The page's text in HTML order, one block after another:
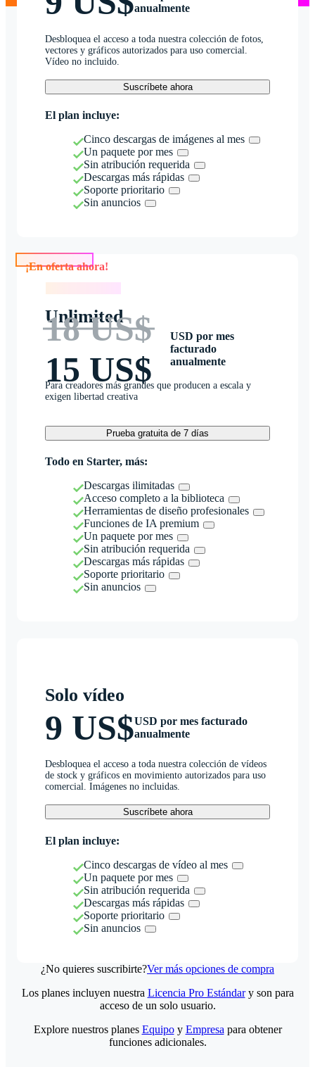
anualmente
Desbloquea el acceso a toda nuestra colección de fotos,
vectores y gráficos autorizados para uso comercial.
Vídeo no incluido.
Suscríbete ahora
El plan incluye:
Cinco descargas de imágenes al mes
Un paquete por mes
Sin atribución requerida
Descargas más rápidas
Soporte prioritario
Sin anuncios
Unlimited
18 US$
15 US$
USD por mes
facturado
anualmente
Para creadores más grandes que producen a escala y
exigen libertad creativa
Prueba gratuita de 7 días
Todo en Starter, más:
Descargas ilimitadas
Acceso completo a la biblioteca
Herramientas de diseño profesionales
Funciones de IA premium
Un paquete por mes
Sin atribución requerida
Descargas más rápidas
Soporte prioritario
Sin anuncios
Solo vídeo
9 US$USD por mes facturado
anualmente
Desbloquea el acceso a toda nuestra colección de vídeos
de stock y gráficos en movimiento autorizados para uso
comercial. Imágenes no incluidas.
Suscríbete ahora
El plan incluye:
Cinco descargas de vídeo al mes
Un paquete por mes
Sin atribución requerida
Descargas más rápidas
Soporte prioritario
Sin anuncios
¿No quieres suscribirte?Ver más opciones de compra
Los planes incluyen nuestra Licencia Pro Estándary son para
acceso de un solo usuario.
Explore nuestros planes Equipoy Empresa para obtener
funciones adicionales.